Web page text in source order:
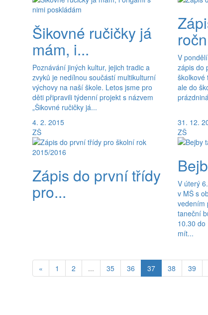
Šikovné ručičky já
mám, i...
Poznávání jiných kultur, jejich tradic a
zvyků je nedílnou součástí multikulturní
výchovy na naší škole. Letos jsme pro
děti připravili týdenní projekt s názvem
„Šikovné ručičky já...
V
zápis do
školkové
ale do
4. 2. 2015
ZŠ
Zápis do první třídy
pro...
31. 12.
ZŠ
V úterý
v MŠ s
vedením
taneční
10.30
mít...
« 1 2 ... 35 36 37(aktuální)
38 39